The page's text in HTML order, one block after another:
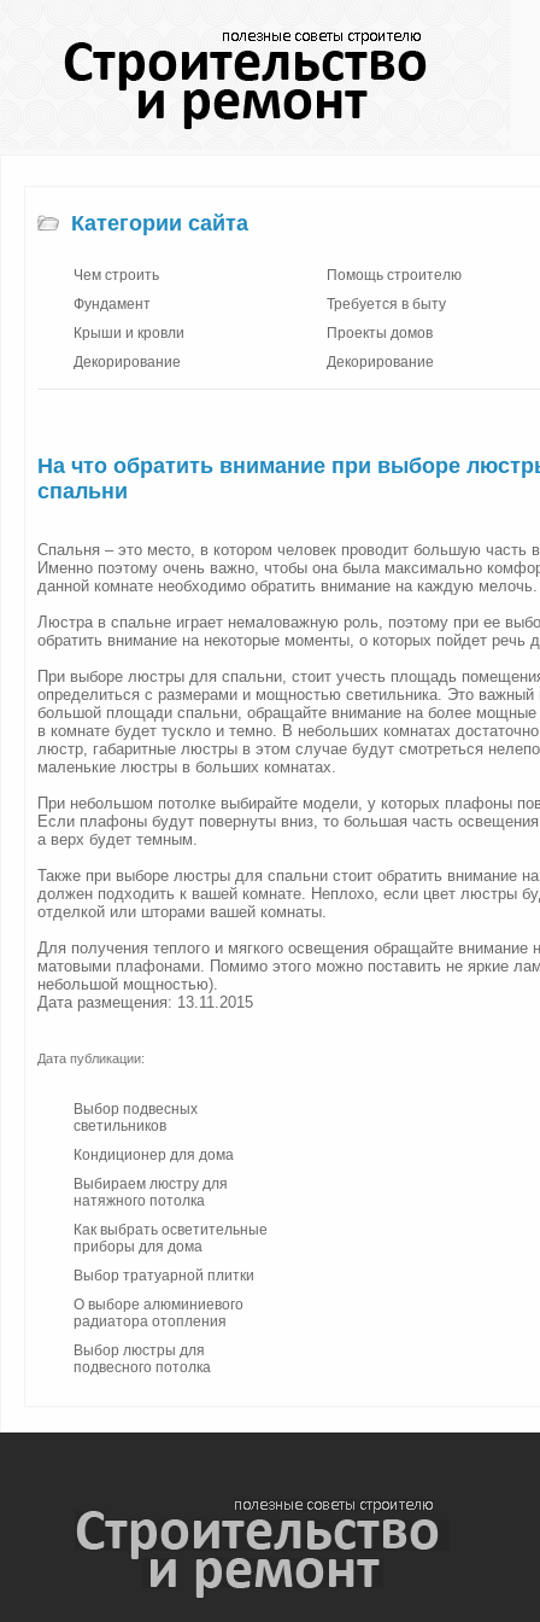
Категории сайта
Чем строить
Фундамент
Крыши и кровли
Декорирование
Помощь строителю
Требуется в быту
Проекты домов
Декорирование
На что обратить внимание при выборе
спальни
Спальня – это место, в котором человек проводит большую часть
Именно поэтому очень важно, чтобы она была максимально
данной комнате необходимо обратить внимание на каждую мелочь.
Люстра в спальне играет немаловажную роль, поэтому при ее
обратить внимание на некоторые моменты, о которых пойдет речь
При выборе люстры для спальни, стоит учесть площадь
определиться с размерами и мощностью светильника. Это важный
большой площади спальни, обращайте внимание на более мощные
в комнате будет тускло и темно. В небольших комнатах
люстр, габаритные люстры в этом случае будут смотреться
маленькие люстры в больших комнатах.
При небольшом потолке выбирайте модели, у которых плафоны
Если плафоны будут повернуты вниз, то большая часть освещения
а верх будет темным.
Также при выборе люстры для спальни стоит обратить внимание
должен подходить к вашей комнате. Неплохо, если цвет люстры
отделкой или шторами вашей комнаты.
Для получения теплого и мягкого освещения обращайте внимание
матовыми плафонами. Помимо этого можно поставить не яркие
небольшой мощностью).
Дата размещения: 13.11.2015
Дата публикации:
Выбор подвесных
светильников
Кондиционер для дома
Выбираем люстру для
натяжного потолка
Как выбрать осветительные
приборы для дома
Выбор тратуарной плитки
О выборе алюминиевого
радиатора отопления
Выбор люстры для
подвесного потолка